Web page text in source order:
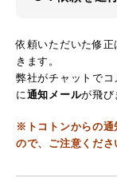
依頼いただいた修
きます。
弊社がチャットで
に通知メールが飛び
※トコトンからの通
ので、ご注意くださ